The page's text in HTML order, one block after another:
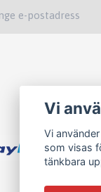
Vi
Vi
som visas
tänkbara